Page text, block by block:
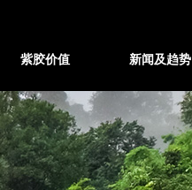
紫胶价值 新闻及趋势